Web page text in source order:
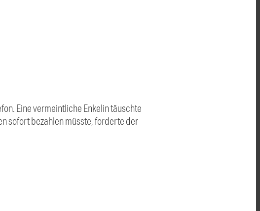
Eine vermeintliche Enkelin täuschte
sofort bezahlen müsste, forderte der